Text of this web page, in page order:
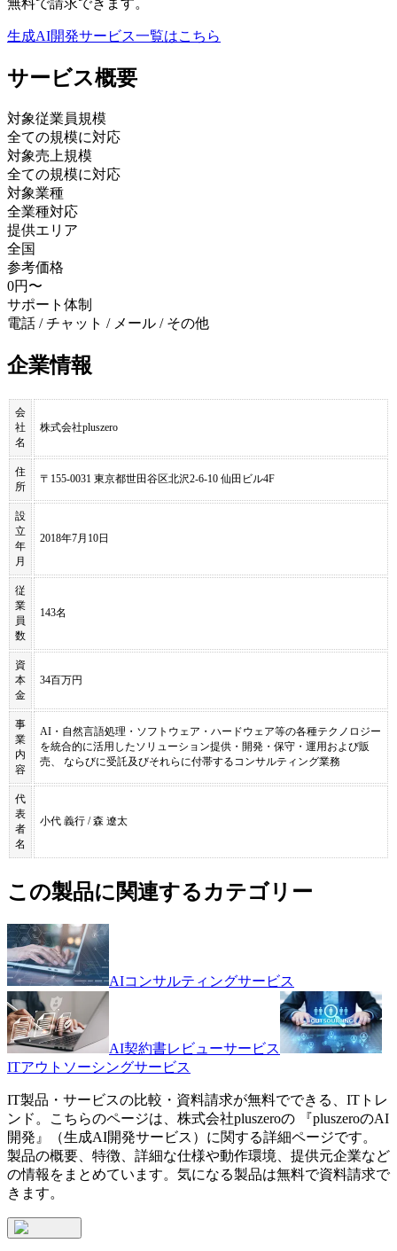
無料で請求できます。
生成AI開発サービス一覧はこちら
サービス概要
対象従業員規模
全ての規模に対応
対象売上規模
全ての規模に対応
対象業種
全業種対応
提供エリア
全国
参考価格
0円〜
サポート体制
電話 / チャット / メール / その他
企業情報
会
社
名
株式会社pluszero
住
所
〒155-0031 東京都世田谷区北沢2-6-10 仙田ビル4F
設
立
年
月
2018年7月10日
従
業
員
数
143名
資
本
金
34百万円
事
業
内
容
AI・自然言語処理・ソフトウェア・ハードウェア等の各種テクノロジー
を統合的に活用したソリューション提供・開発・保守・運用および販
売、 ならびに受託及びそれらに付帯するコンサルティング業務
代
表
者
名
小代 義行 / 森 遼太
この製品に関連するカテゴリー
AIコンサルティングサービス
AI契約書レビューサービス
ITアウトソーシングサービス
IT製品・サービスの比較・資料請求が無料でできる、ITトレ
ンド。こちらのページは、 株式会社pluszeroの 『pluszeroのAI
開発 』（生成AI開発サービス ）に関する詳細ページです。
製品の概要、特徴、詳細な仕様や動作環境、提供元企業など
の情報をまとめています。気になる製品は無料で資料請求で
きます。